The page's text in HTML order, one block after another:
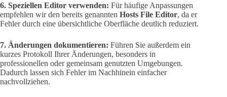
6. Speziellen Editor verwenden: Für häufige Anpassungen
empfehlen wir den bereits genannten Hosts File Editor, da er
Fehler durch eine übersichtliche Oberfläche deutlich reduziert.
7. Änderungen dokumentieren: Führen Sie außerdem ein
kurzes Protokoll Ihrer Änderungen, besonders in
professionellen oder gemeinsam genutzten Umgebungen.
Dadurch lassen sich Fehler im Nachhinein einfacher
nachvollziehen.